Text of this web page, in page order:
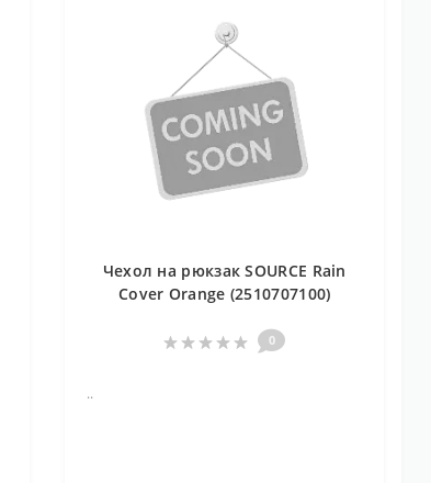
Чехол на рюкзак SOURCE Rain
Cover Orange (2510707100)
0
..